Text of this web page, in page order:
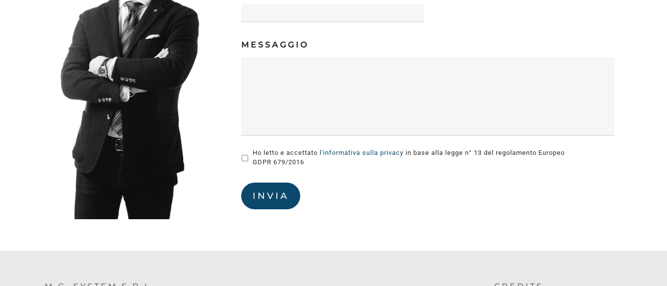
MESSAGGIO
Ho letto e accettato l'informativa sulla privacy in base alla legge n° 13 del regolamento Europeo
GDPR 679/2016